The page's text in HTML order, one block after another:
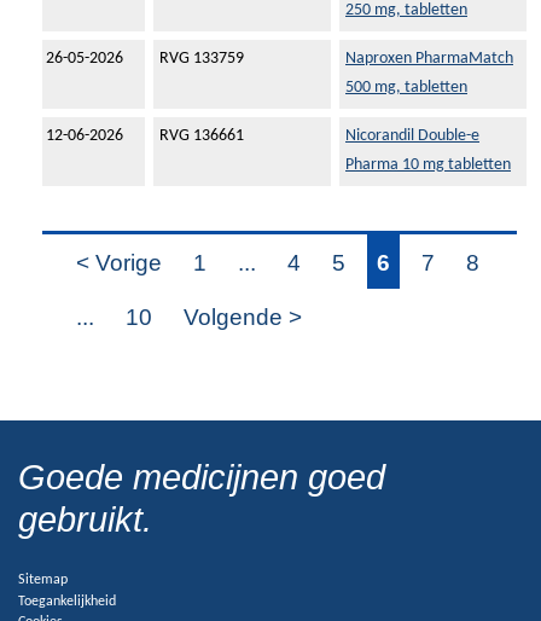
250 mg, tabletten
26-05-2026 RVG 133759
Naproxen PharmaMatch
500 mg, tabletten
12-06-2026 RVG 136661
Nicorandil Double-e
Pharma 10 mg tabletten
< Vorige 1 ... 4 5 6 7 8
... 10 Volgende >
Goede medicijnen goed
gebruikt.
Sitemap
Toegankelijkheid